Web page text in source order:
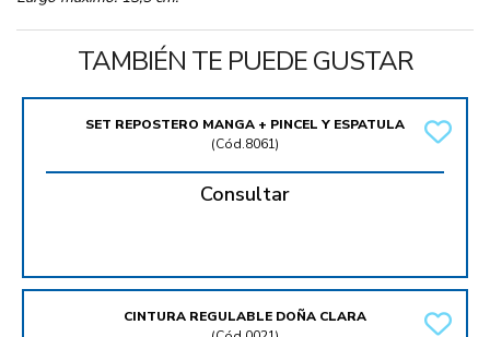
TAMBIÉN TE PUEDE GUSTAR
SET REPOSTERO MANGA + PINCEL Y ESPATULA
(Cód.8061)
Consultar
CINTURA REGULABLE DOÑA CLARA